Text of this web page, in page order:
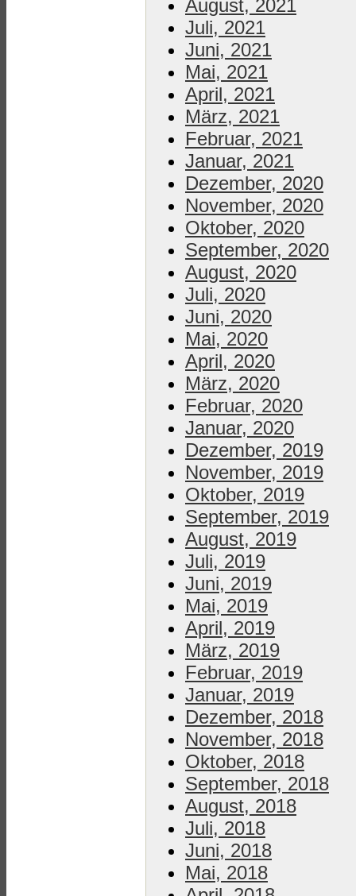
August, 2021
Juli, 2021
Juni, 2021
Mai, 2021
April, 2021
März, 2021
Februar, 2021
Januar, 2021
Dezember, 2020
November, 2020
Oktober, 2020
September, 2020
August, 2020
Juli, 2020
Juni, 2020
Mai, 2020
April, 2020
März, 2020
Februar, 2020
Januar, 2020
Dezember, 2019
November, 2019
Oktober, 2019
September, 2019
August, 2019
Juli, 2019
Juni, 2019
Mai, 2019
April, 2019
März, 2019
Februar, 2019
Januar, 2019
Dezember, 2018
November, 2018
Oktober, 2018
September, 2018
August, 2018
Juli, 2018
Juni, 2018
Mai, 2018